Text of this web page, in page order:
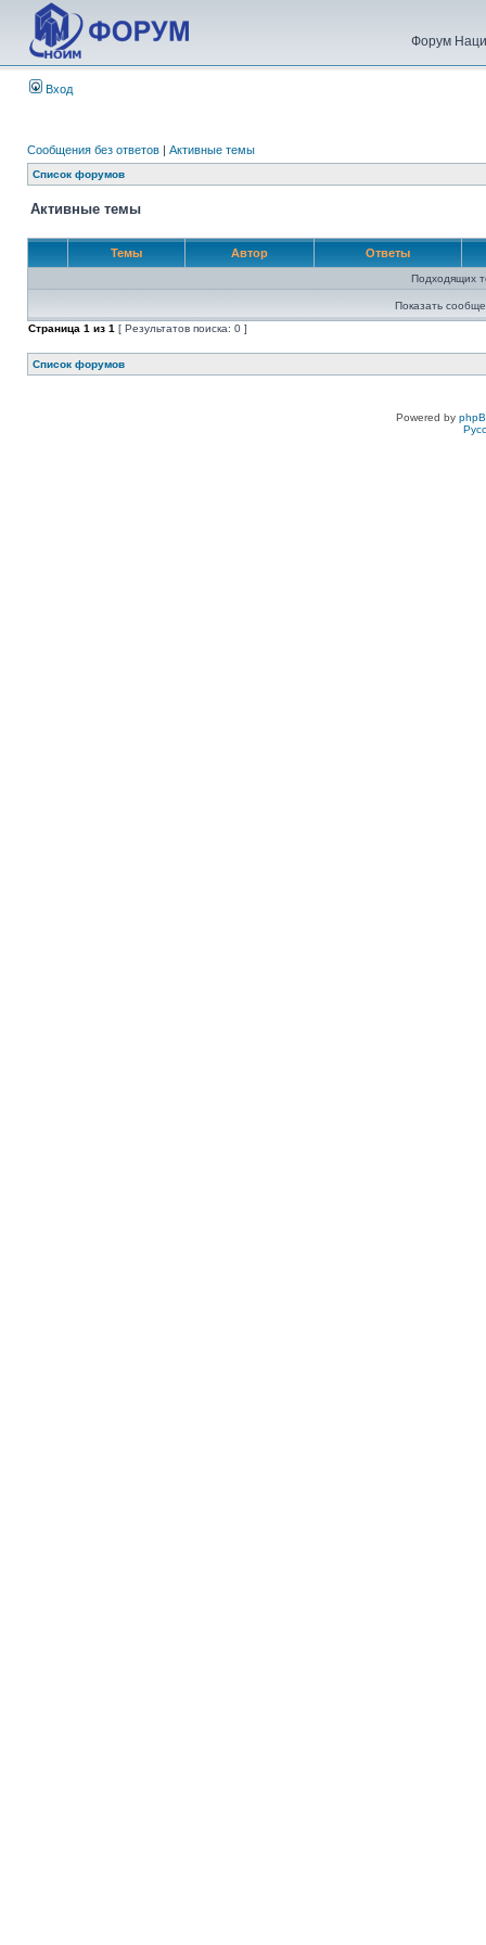
Форум
Вход
Сообщения без ответов | Активные темы
Список форумов
Активные темы
Темы Автор Ответы
Подходящих
Показать
Страница 1 из 1 [ Результатов поиска: 0 ]
Список форумов
Powered by